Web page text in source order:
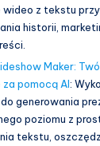
z tekstu przy
historii,
Maker:
pomocą AI:
generowania
poziomu z
tekstu,